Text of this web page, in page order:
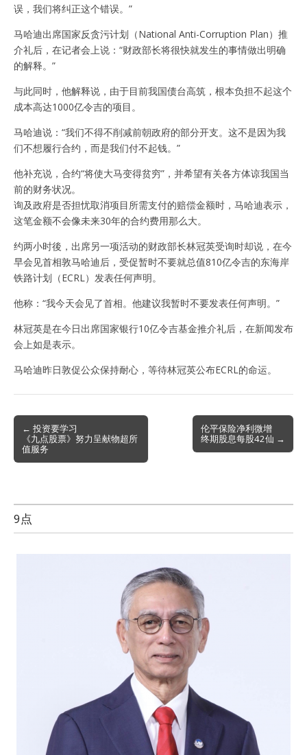
误，我们将纠正这个错误。”
马哈迪出席国家反贪污计划（National Anti-Corruption Plan）推
介礼后，在记者会上说：“财政部长将很快就发生的事情做出明确
的解释。”
与此同时，他解释说，由于目前我国债台高筑，根本负担不起这个
成本高达1000亿令吉的项目。
马哈迪说：“我们不得不削减前朝政府的部分开支。这不是因为我
们不想履行合约，而是我们付不起钱。”
他补充说，合约“将使大马变得贫穷”，并希望有关各方体谅我国当
前的财务状况。
询及政府是否担忧取消项目所需支付的赔偿金额时，马哈迪表示，
这笔金额不会像未来30年的合约费用那么大。
约两小时後，出席另一项活动的财政部长林冠英受询时却说，在今
早会见首相敦马哈迪后，受促暂时不要就总值810亿令吉的东海岸
铁路计划（ECRL）发表任何声明。
他称：“我今天会见了首相。他建议我暂时不要发表任何声明。”
林冠英是在今日出席国家银行10亿令吉基金推介礼后，在新闻发布
会上如是表示。
马哈迪昨日敦促公众保持耐心，等待林冠英公布ECRL的命运。
Post
navigation
← 投资要学习
《九点股票》努力呈献物超所
值服务
伦平保险净利微增
终期股息每股42仙 →
9点